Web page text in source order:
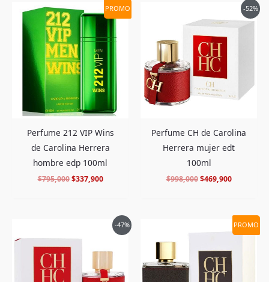
PROMO
Perfume 212 VIP Wins
de Carolina Herrera
hombre edp 100ml
$795,000
precio
original
era:
$795,000.
$337,900
El
precio
actual
es:
$337,900.
-52%
Perfume CH de Carolina
Herrera mujer edt
100ml
$998,000
original
era:
$998,000.
$469,900
precio
-47%
original
precio
es:
PROMO
precio
era:
$848,000.
El
precio
es:
$389,900.